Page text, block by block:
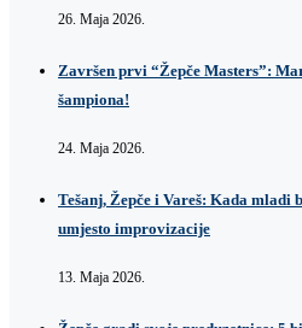
26. Maja 2026.
Završen prvi “Žepče Masters”:
šampiona!
24. Maja 2026.
Tešanj, Žepče i Vareš: Kada
umjesto improvizacije
13. Maja 2026.